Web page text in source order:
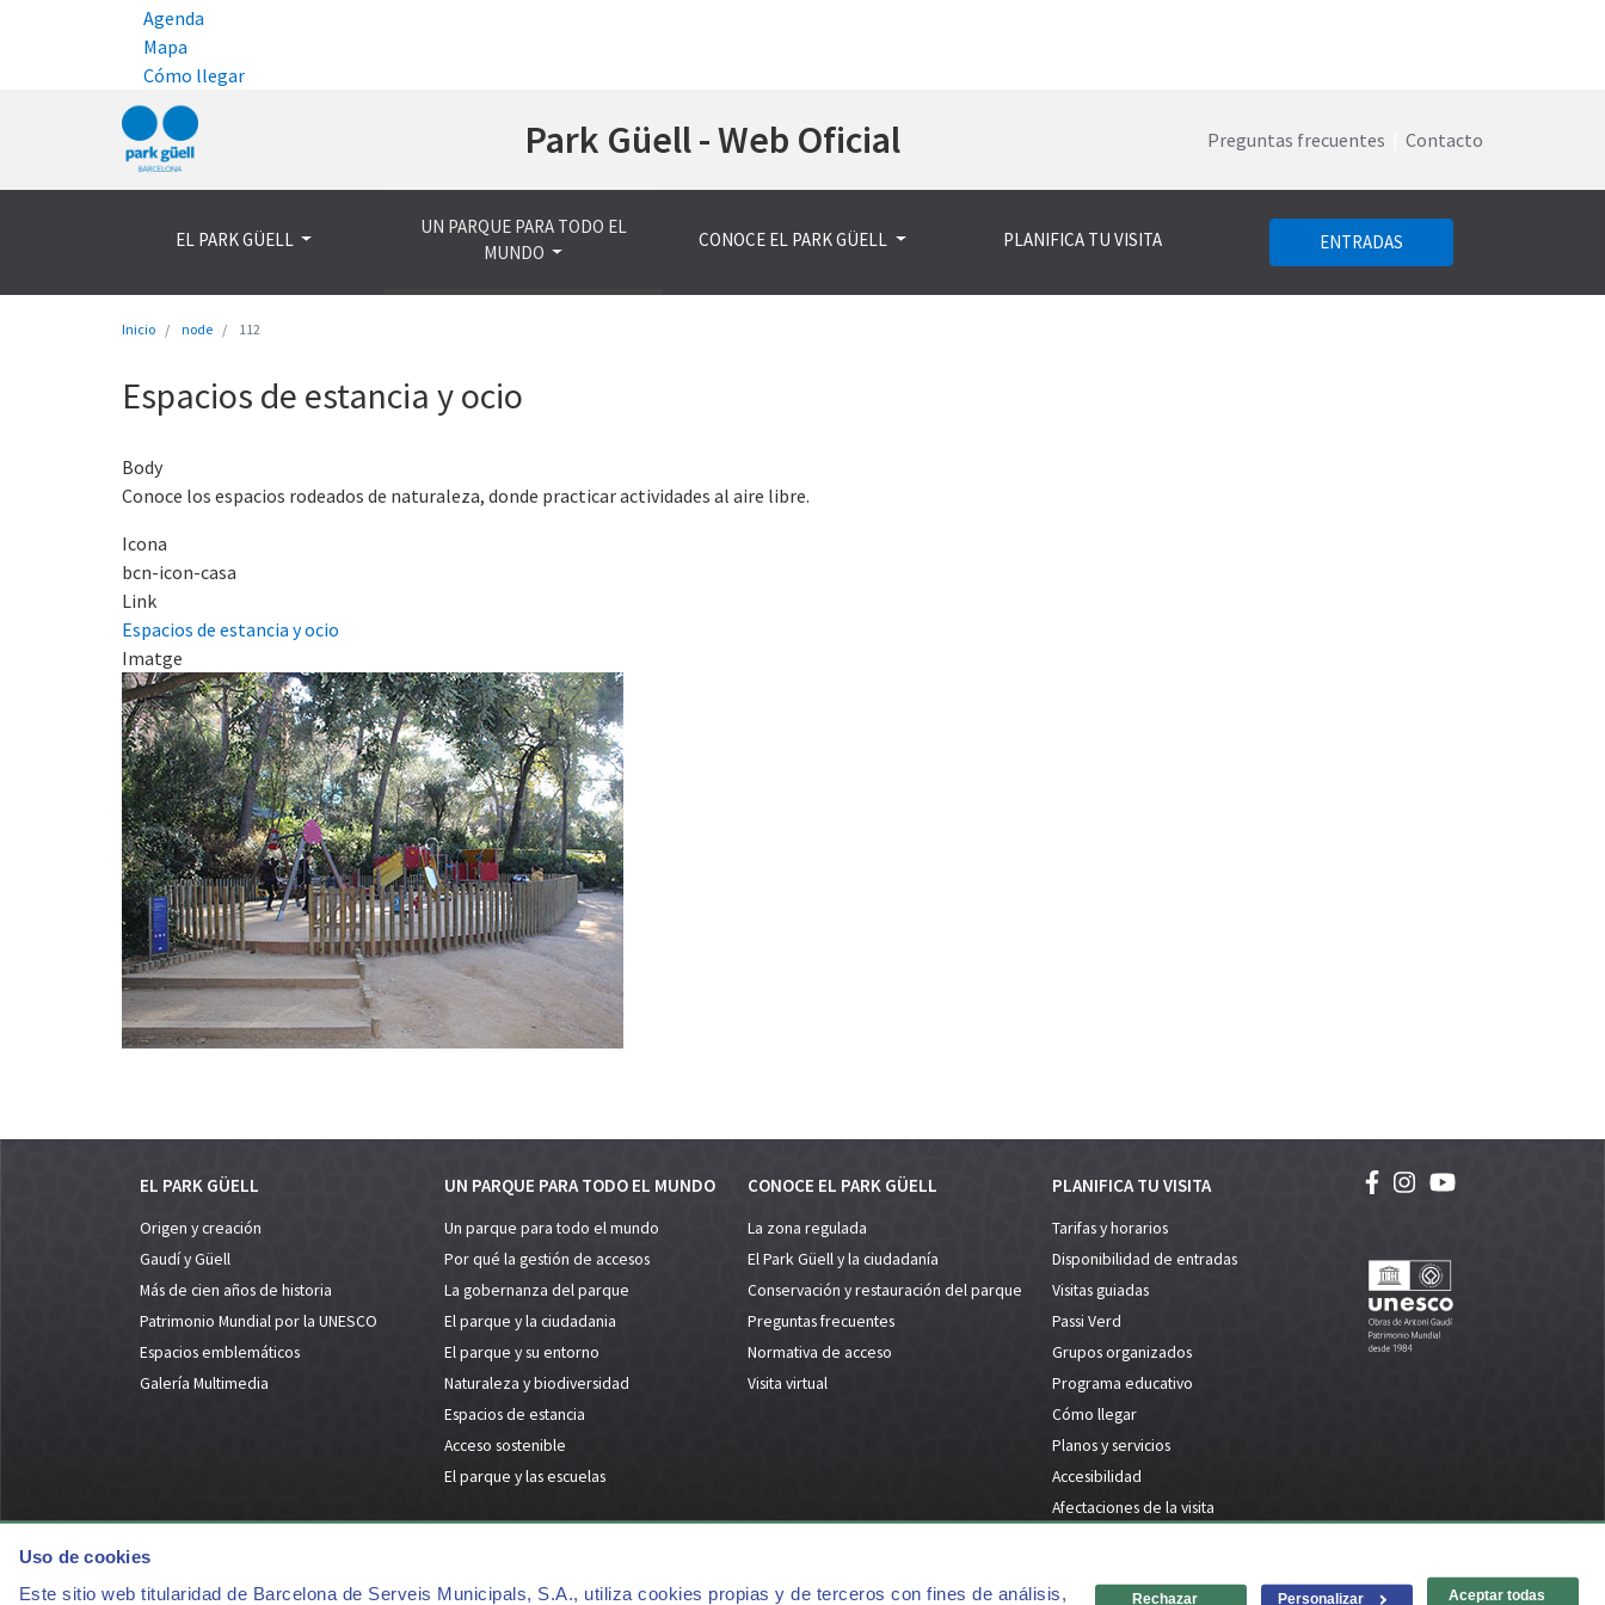
Uso de cookies
Este sitio web titularidad de Barcelona de Serveis Municipals, S.A., utiliza cookies propias y de terceros con fines de análisis,
Aceptar todas
Personalizar
Rechazar
Agenda
Mapa
Cómo llegar
al
principal
Park Güell - Web Oficial Preguntas frecuentes Contacto
EL PARK GÜELL
UN PARQUE PARA TODO EL
MUNDO
CONOCE EL PARK GÜELL PLANIFICA TU VISITA ENTRADAS
Inicio node 112
Espacios de estancia y ocio
Body
Conoce los espacios rodeados de naturaleza, donde practicar actividades al aire libre.
Icona
bcn-icon-casa
Link
Espacios de estancia y ocio
Imatge
EL PARK GÜELL
Origen y creación
Gaudí y Güell
Más de cien años de historia
Patrimonio Mundial por la UNESCO
Espacios emblemáticos
Galería Multimedia
UN PARQUE PARA TODO EL MUNDO
Un parque para todo el mundo
Por qué la gestión de accesos
La gobernanza del parque
El parque y la ciudadania
El parque y su entorno
Naturaleza y biodiversidad
Espacios de estancia
Acceso sostenible
El parque y las escuelas
CONOCE EL PARK GÜELL
La zona regulada
El Park Güell y la ciudadanía
Conservación y restauración del parque
Preguntas frecuentes
Normativa de acceso
Visita virtual
PLANIFICA TU VISITA
Tarifas y horarios
Disponibilidad de entradas
Visitas guiadas
Passi Verd
Grupos organizados
Programa educativo
Cómo llegar
Planos y servicios
Accesibilidad
Afectaciones de la visita
Preguntas y respuestas Contacto Press Kit Aviso legal y política de privacidad Accessibilidad Mapa web